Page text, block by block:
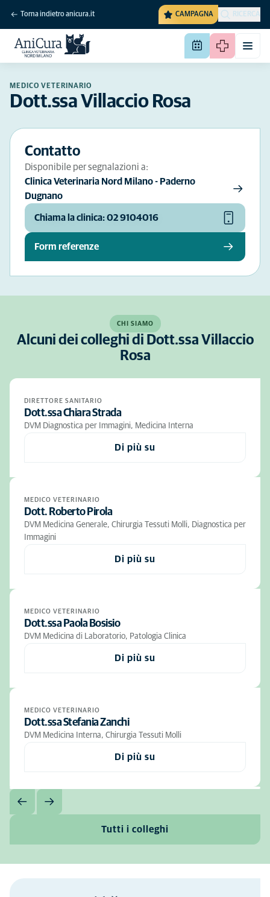
Torna indietro anicura.it CAMPAGNA RICERCA
MEDICO VETERINARIO
Dott.ssa Villaccio Rosa
Contatto
Disponibile per segnalazioni a:
Clinica Veterinaria Nord Milano - Paderno
Dugnano
Chiama la clinica: 02 9104016
Form referenze
CHI SIAMO
Alcuni dei colleghi di Dott.ssa Villaccio
Rosa
DIRETTORE SANITARIO
Dott.ssa Chiara Strada
DVM Diagnostica per Immagini, Medicina Interna
Di più su
MEDICO VETERINARIO
Dott. Roberto Pirola
DVM Medicina Generale, Chirurgia Tessuti Molli, Diagnostica per
Immagini
Di più su
MEDICO VETERINARIO
Dott.ssa Paola Bosisio
DVM Medicina di Laboratorio, Patologia Clinica
Di più su
MEDICO VETERINARIO
Dott.ssa Stefania Zanchi
DVM Medicina Interna, Chirurgia Tessuti Molli
Di più su
Tutti i colleghi